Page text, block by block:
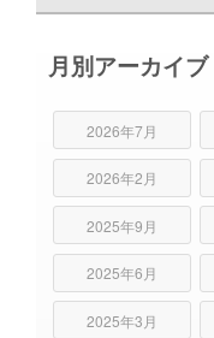
月別アーカイブ
2026年7月
2026年2月
2025年9月
2025年6月
2025年3月